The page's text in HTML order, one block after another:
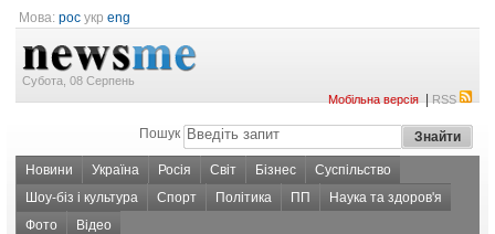
Мова: рос укр eng
Субота, 08 Серпень
Мобільна версія|RSS
Пошук
Новини Україна Росія Світ Бізнес
Суспільство
Шоу-біз і культура
Спорт Політика ПП
Наука та здоров'я
Фото
Відео